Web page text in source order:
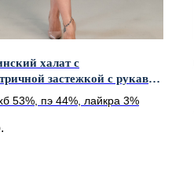
халат с
застежкой с рукавом
53%, пэ 44%, лайкра 3%